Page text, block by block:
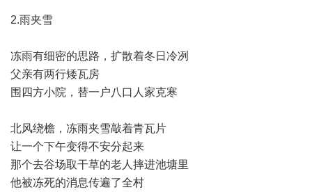
2.雨夹雪
冻雨有细密的思路，扩散着冬日冷冽
父亲有两行矮瓦房
围四方小院，替一户八口人家克寒
北风绕檐，冻雨夹雪敲着青瓦片
让一个下午变得不安分起来
那个去谷场取干草的老人摔进池塘里
他被冻死的消息传遍了全村